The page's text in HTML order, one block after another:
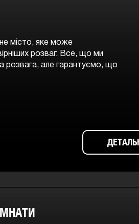
місто, яке може
розваг. Все, що ми
але гарантуємо, що